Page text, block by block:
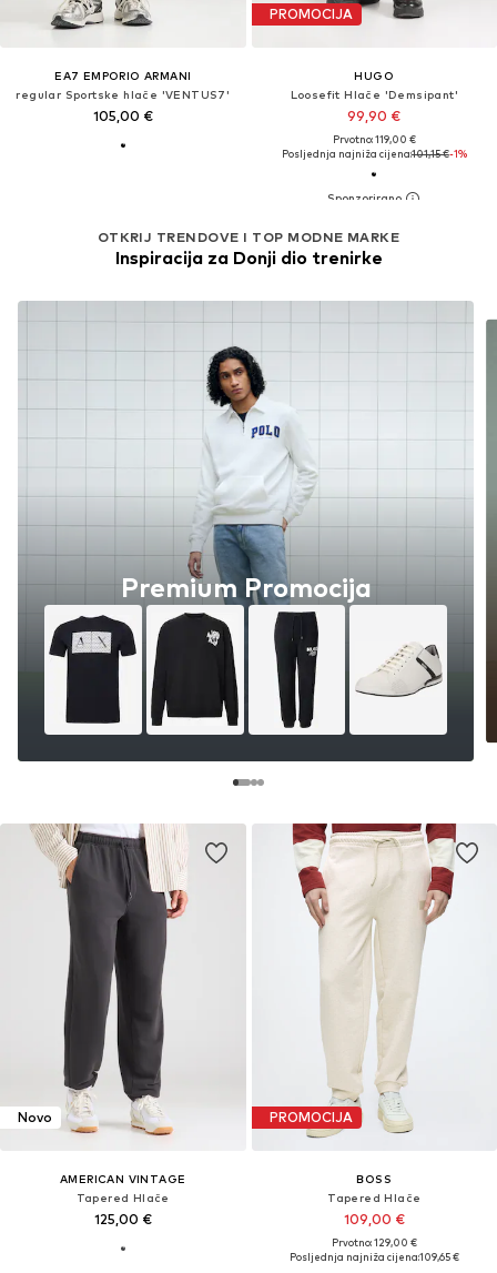
EA7 EMPORIO ARMANI
regular Sportske hlače 'VENTUS7'
105,00 €
PROMOCIJA
HUGO
Loosefit Hlače 'Demsipant'
99,90 €
Prvotno: 119,00 €
Posljednja najniža cijena:101,15 €-1%
OTKRIJ TRENDOVE I TOP MODNE MARKE
Inspiracija za Donji dio trenirke
Premium Promocija
Novo
AMERICAN VINTAGE
Tapered Hlače
125,00 €
PROMOCIJA
BOSS
Tapered Hlače
109,00 €
Prvotno: 129,00 €
Posljednja najniža cijena:109,65 €